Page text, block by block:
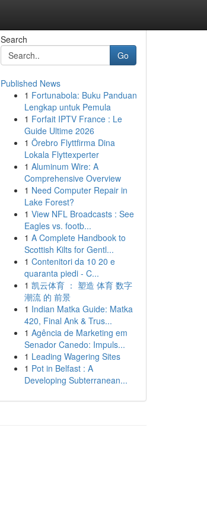
Search
Go
Published News
1 Fortunabola: Buku Panduan
Lengkap untuk Pemula
1 Forfait IPTV France : Le
Guide Ultime 2026
1 Örebro Flyttfirma Dina
Lokala Flyttexperter
1 Aluminum Wire: A
Comprehensive Overview
1 Need Computer Repair in
Lake Forest?
1 View NFL Broadcasts : See
Eagles vs. footb...
1 A Complete Handbook to
Scottish Kilts for Gentl...
1 Contenitori da 10 20 e
quaranta piedi - C...
1 凯云体育 ： 塑造 体育 数字
潮流 的 前景
1 Indian Matka Guide: Matka
420, Final Ank & Trus...
1 Agência de Marketing em
Senador Canedo: Impuls...
1 Leading Wagering Sites
1 Pot in Belfast : A
Developing Subterranean...